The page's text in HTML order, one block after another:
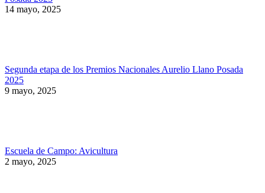
14 mayo, 2025
Segunda etapa de los Premios Nacionales Aurelio Llano Posada
2025
9 mayo, 2025
Escuela de Campo: Avicultura
2 mayo, 2025